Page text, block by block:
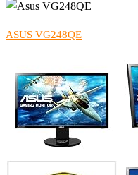
ASUS VG248QE